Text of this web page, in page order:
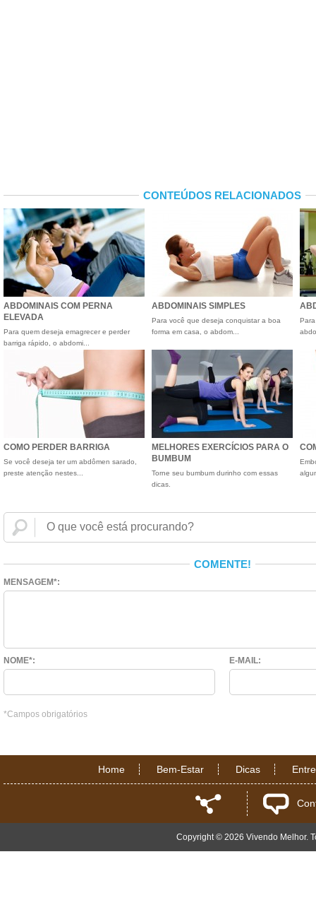
CONTEÚDOS RELACIONADOS
ABDOMINAIS COM PERNA
ELEVADA
Para quem deseja emagrecer e perder
barriga rápido, o abdomi...
ABDOMINAIS SIMPLES
Para você que deseja conquistar a boa
forma em casa, o abdom...
COMO PERDER BARRIGA
Se você deseja ter um abdômen sarado,
preste atenção nestes...
MELHORES EXERCÍCIOS PARA O
BUMBUM
Torne seu bumbum durinho com essas
dicas.
COMENTE!
MENSAGEM*:
NOME*: E-MAIL:
*Campos obrigatórios
Home Bem-Estar Dicas
Copyright © 2026 Vivendo Melhor.